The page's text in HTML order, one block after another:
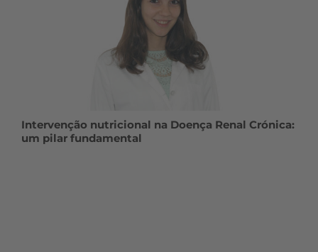
Intervenção nutricional na Doença Renal Crónica:
um pilar fundamental